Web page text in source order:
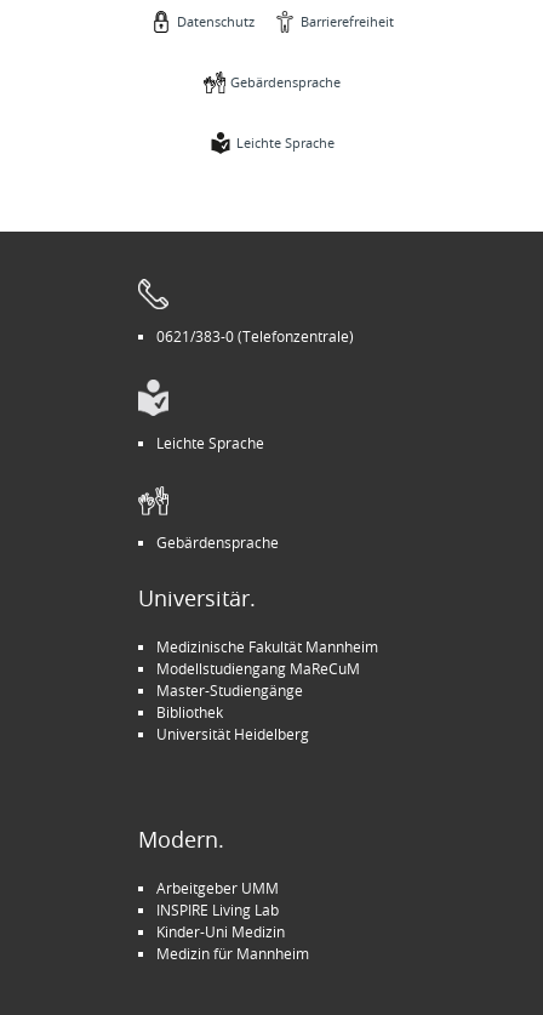
Datenschutz Barrierefreiheit
Gebärdensprache
Leichte Sprache
0621/383-0 (Telefonzentrale)
Leichte Sprache
Gebärdensprache
Universitär.
Medizinische Fakultät Mannheim
Modellstudiengang MaReCuM
Master-Studiengänge
Bibliothek
Universität Heidelberg
Modern.
Arbeitgeber UMM
INSPIRE Living Lab
Kinder-Uni Medizin
Medizin für Mannheim